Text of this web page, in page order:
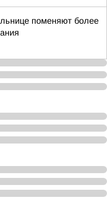
поменяют более